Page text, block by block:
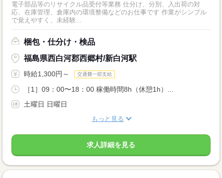
電子部品等のリサイクル品受付等業務 仕分け、分別、入出荷の対
応、在庫管理、倉庫内の環境整備などのお仕事です 作業がシンプル
で覚えやすく、未経験...
梱包・仕分け・検品
福島県西白河郡西郷村/新白河駅
時給1,300円～ 交通費一部支給
［1］09：00〜18：00 稼働時間8h（休憩1h）...
土曜日 日曜日
もっと見る
求人詳細を見る